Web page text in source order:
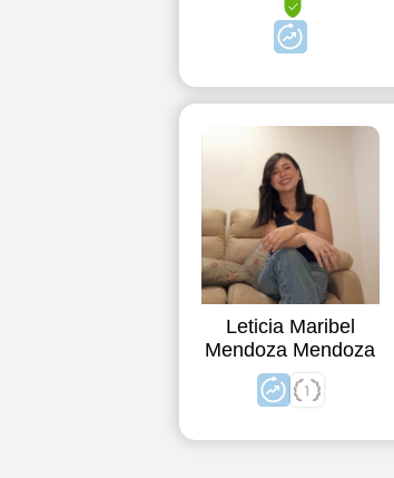
Leticia Maribel
Mendoza Mendoza